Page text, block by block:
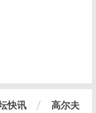
快讯 高尔夫